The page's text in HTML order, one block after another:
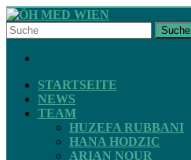
Skip
to
content
ÖH
MED
WIEN
ZAHNMEDIZIN
Suche
STARTSEITE
NEWS
TEAM
HUZEFA RUBBANI
HANA HODZIC
ARIAN NOUR